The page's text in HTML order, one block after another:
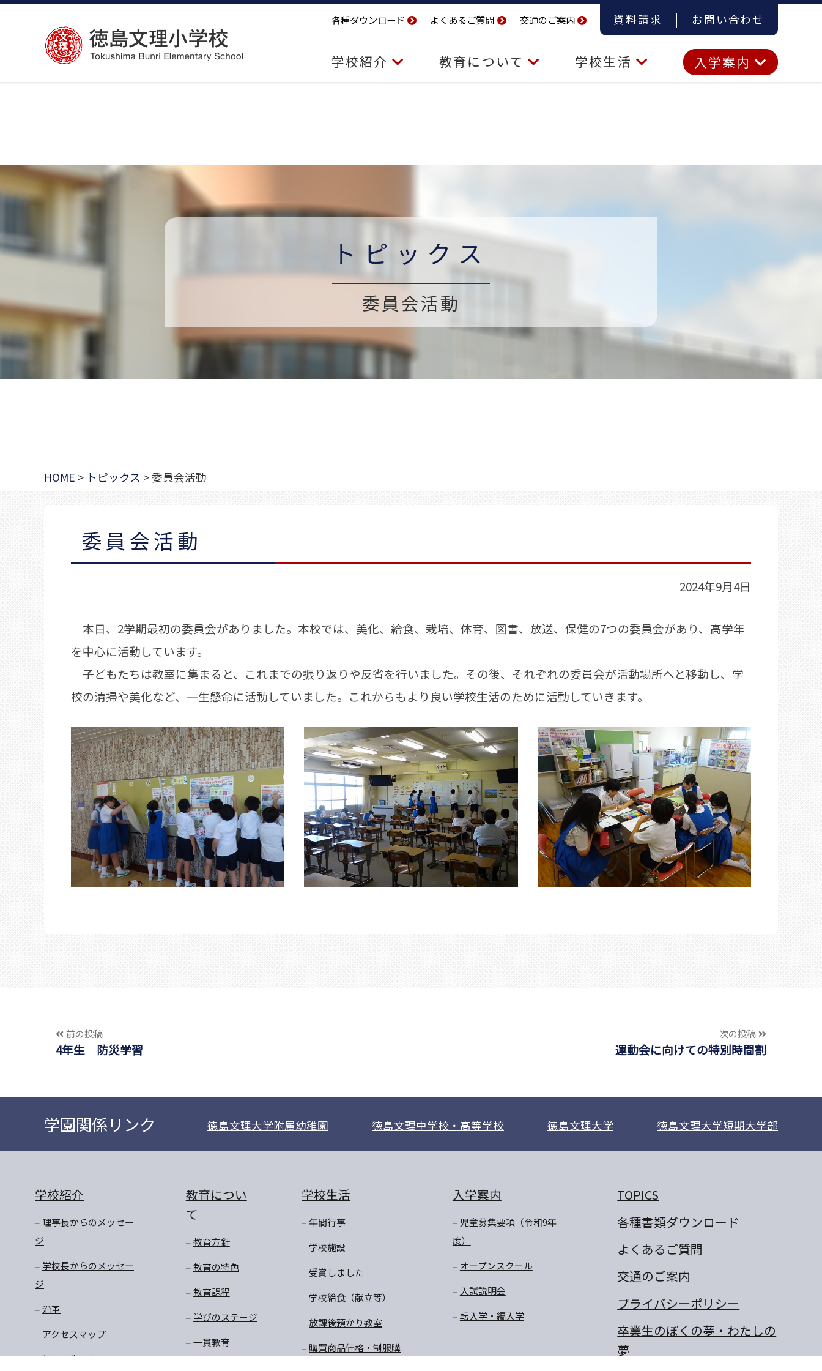
コ
キ
ッ
各種ダウンロード よくあるご質問 交通のご案内 資料請求 お問い合わせ
学校紹介 教育について 学校生活 入学案内
トピックス
委員会活動
HOME > トピックス > 委員会活動
委員会活動
2024年9月4日
本日、2学期最初の委員会がありました。本校では、美化、給食、栽培、体育、図書、放送、保健の7つの委員会があり、高学年
を中心に活動しています。
子どもたちは教室に集まると、これまでの振り返りや反省を行いました。その後、それぞれの委員会が活動場所へと移動し、学
校の清掃や美化など、一生懸命に活動していました。これからもより良い学校生活のために活動していきます。
次の投稿
運動会に向けての特別時間割
前の投稿
4年生 防災学習
学園関係リンク 徳島文理大学附属幼稚園 徳島文理中学校・高等学校 徳島文理大学 徳島文理大学短期大学部
学校紹介
理事長からのメッセー
ジ
学校長からのメッセー
ジ
沿革
アクセスマップ
校長先生のお話
教育につい
て
教育方針
教育の特色
教育課程
学びのステージ
一貫教育
学校生活
年間行事
学校施設
受賞しました
学校給食（献立等）
放課後預かり教室
購買商品価格・制服購
入学案内
児童募集要項（令和9年
度）
オープンスクール
入試説明会
転入学・編入学
TOPICS
各種書類ダウンロード
よくあるご質問
交通のご案内
プライバシーポリシー
卒業生のぼくの夢・わたしの
夢